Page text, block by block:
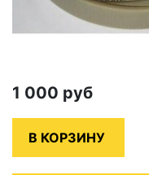
1 000 руб